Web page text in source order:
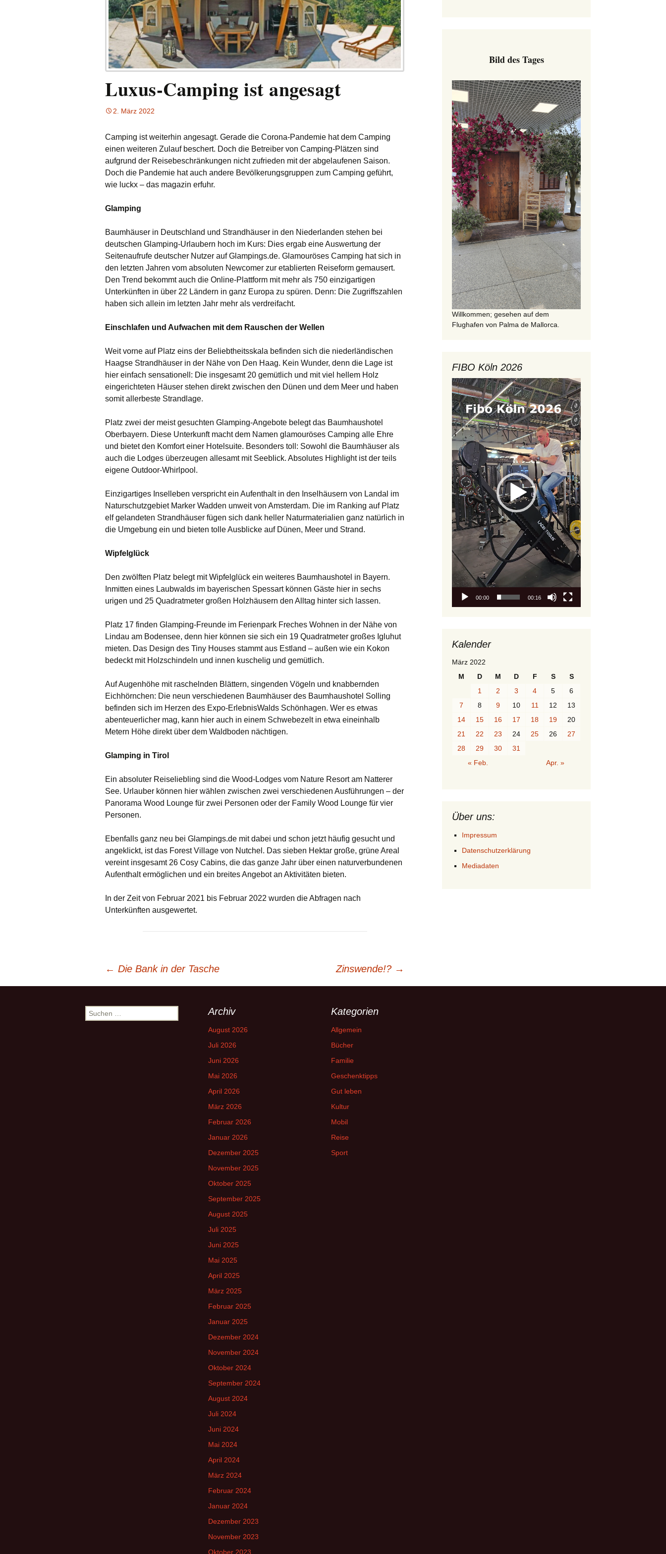
Luxus-Camping ist angesagt
2. März 2022
Camping ist weiterhin angesagt. Gerade die Corona-Pandemie hat dem Camping
einen weiteren Zulauf beschert. Doch die Betreiber von Camping-Plätzen sind
aufgrund der Reisebeschränkungen nicht zufrieden mit der abgelaufenen Saison.
Doch die Pandemie hat auch andere Bevölkerungsgruppen zum Camping geführt,
wie luckx – das magazin erfuhr.
Glamping
Baumhäuser in Deutschland und Strandhäuser in den Niederlanden stehen bei
deutschen Glamping-Urlaubern hoch im Kurs: Dies ergab eine Auswertung der
Seitenaufrufe deutscher Nutzer auf Glampings.de. Glamouröses Camping hat sich in
den letzten Jahren vom absoluten Newcomer zur etablierten Reiseform gemausert.
Den Trend bekommt auch die Online-Plattform mit mehr als 750 einzigartigen
Unterkünften in über 22 Ländern in ganz Europa zu spüren. Denn: Die Zugriffszahlen
haben sich allein im letzten Jahr mehr als verdreifacht.
Einschlafen und Aufwachen mit dem Rauschen der Wellen
Weit vorne auf Platz eins der Beliebtheitsskala befinden sich die niederländischen
Haagse Strandhäuser in der Nähe von Den Haag. Kein Wunder, denn die Lage ist
hier einfach sensationell: Die insgesamt 20 gemütlich und mit viel hellem Holz
eingerichteten Häuser stehen direkt zwischen den Dünen und dem Meer und haben
somit allerbeste Strandlage.
Platz zwei der meist gesuchten Glamping-Angebote belegt das Baumhaushotel
Oberbayern. Diese Unterkunft macht dem Namen glamouröses Camping alle Ehre
und bietet den Komfort einer Hotelsuite. Besonders toll: Sowohl die Baumhäuser als
auch die Lodges überzeugen allesamt mit Seeblick. Absolutes Highlight ist der teils
eigene Outdoor-Whirlpool.
Einzigartiges Inselleben verspricht ein Aufenthalt in den Inselhäusern von Landal im
Naturschutzgebiet Marker Wadden unweit von Amsterdam. Die im Ranking auf Platz
elf gelandeten Strandhäuser fügen sich dank heller Naturmaterialien ganz natürlich in
die Umgebung ein und bieten tolle Ausblicke auf Dünen, Meer und Strand.
Wipfelglück
Den zwölften Platz belegt mit Wipfelglück ein weiteres Baumhaushotel in Bayern.
Inmitten eines Laubwalds im bayerischen Spessart können Gäste hier in sechs
urigen und 25 Quadratmeter großen Holzhäusern den Alltag hinter sich lassen.
Platz 17 finden Glamping-Freunde im Ferienpark Freches Wohnen in der Nähe von
Lindau am Bodensee, denn hier können sie sich ein 19 Quadratmeter großes Igluhut
mieten. Das Design des Tiny Houses stammt aus Estland – außen wie ein Kokon
bedeckt mit Holzschindeln und innen kuschelig und gemütlich.
Auf Augenhöhe mit raschelnden Blättern, singenden Vögeln und knabbernden
Eichhörnchen: Die neun verschiedenen Baumhäuser des Baumhaushotel Solling
befinden sich im Herzen des Expo-ErlebnisWalds Schönhagen. Wer es etwas
abenteuerlicher mag, kann hier auch in einem Schwebezelt in etwa eineinhalb
Metern Höhe direkt über dem Waldboden nächtigen.
Glamping in Tirol
Ein absoluter Reiseliebling sind die Wood-Lodges vom Nature Resort am Natterer
See. Urlauber können hier wählen zwischen zwei verschiedenen Ausführungen – der
Panorama Wood Lounge für zwei Personen oder der Family Wood Lounge für vier
Personen.
Ebenfalls ganz neu bei Glampings.de mit dabei und schon jetzt häufig gesucht und
angeklickt, ist das Forest Village von Nutchel. Das sieben Hektar große, grüne Areal
vereint insgesamt 26 Cosy Cabins, die das ganze Jahr über einen naturverbundenen
Aufenthalt ermöglichen und ein breites Angebot an Aktivitäten bieten.
In der Zeit von Februar 2021 bis Februar 2022 wurden die Abfragen nach
Unterkünften ausgewertet.
Navigation
← Die Bank in der Tasche Zinswende!? →
Bild des Tages
Willkommen; gesehen auf dem
Flughafen von Palma de Mallorca.
FIBO Köln 2026
Video-
Player
00:00 00:16
Kalender
März 2022
M
D M D F S
S
1
2 3 4 5
6
7
8 9 10 11 12
13
14
15 16 17 18 19
20
21
22 23 24 25 26
27
28
29 30
31
« Feb.
Apr. »
Über uns:
Impressum
Datenschutzerklärung
Mediadaten
Suchen
nach:
Archiv
August 2026
Juli 2026
Juni 2026
Mai 2026
April 2026
März 2026
Februar 2026
Januar 2026
Dezember 2025
November 2025
Oktober 2025
September 2025
August 2025
Juli 2025
Juni 2025
Mai 2025
April 2025
März 2025
Februar 2025
Januar 2025
Dezember 2024
November 2024
Oktober 2024
September 2024
August 2024
Juli 2024
Juni 2024
Mai 2024
April 2024
März 2024
Februar 2024
Januar 2024
Dezember 2023
November 2023
Oktober 2023
Kategorien
Allgemein
Bücher
Familie
Geschenktipps
Gut leben
Kultur
Mobil
Reise
Sport